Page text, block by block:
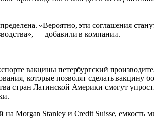
«Вероятно, эти соглашения
— добавили в компании.
вакцины петербургский
которые позволят сделать
стран Латинской Америки смогут
на Morgan Stanley и Credit Suisse,